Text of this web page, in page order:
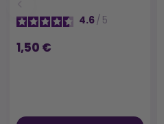
4.6/ 5
1,50 €